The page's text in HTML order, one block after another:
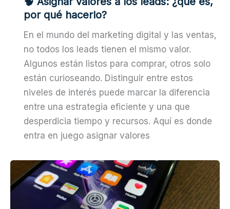
por qué hacerlo?
En el mundo del marketing digital y las ventas,
no todos los leads tienen el mismo valor.
Algunos están listos para comprar, otros solo
están curioseando. Distinguir entre estos
niveles de interés puede marcar la diferencia
entre una estrategia eficiente y una que
desperdicia tiempo y recursos. Aquí es donde
entra en juego asignar valores